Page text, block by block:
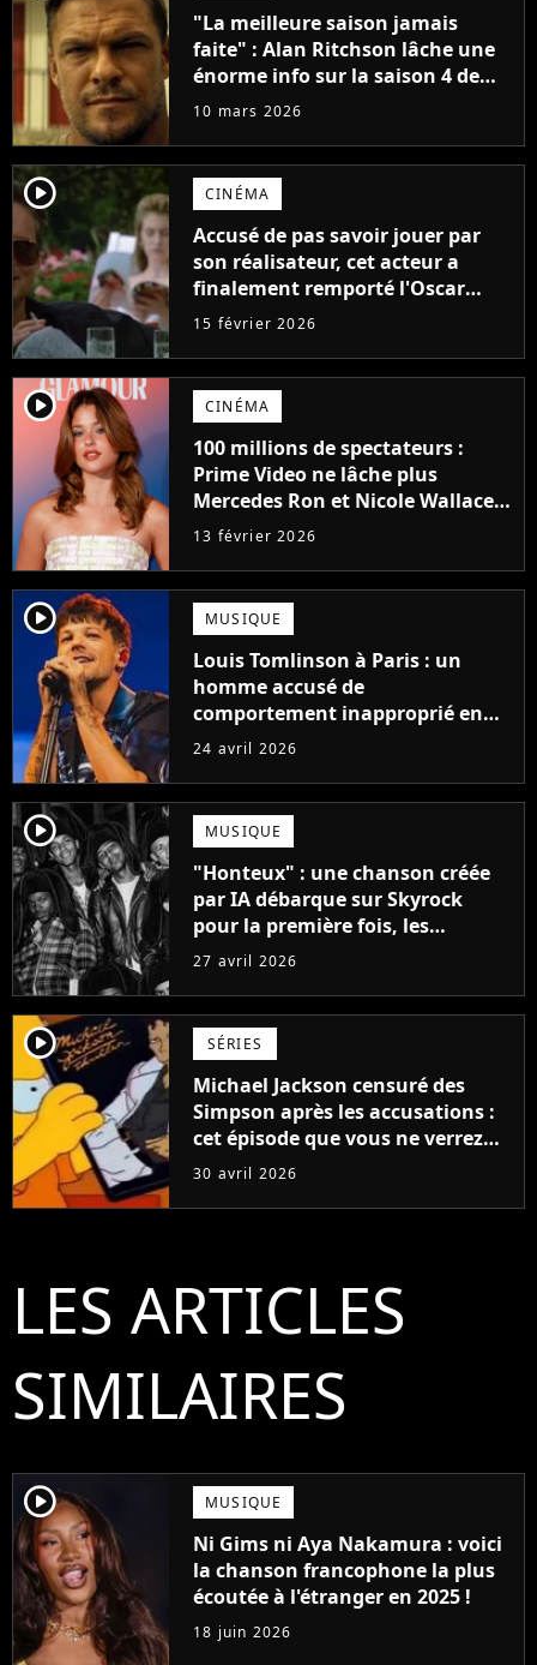
"La meilleure saison jamais
faite" : Alan Ritchson lâche une
énorme info sur la saison 4 de
Reacher
10 mars 2026
player2 CINÉMA
Accusé de pas savoir jouer par
son réalisateur, cet acteur a
finalement remporté l'Oscar
pour son rôle
15 février 2026
player2 CINÉMA
100 millions de spectateurs :
Prime Video ne lâche plus
Mercedes Ron et Nicole Wallace
pour bâtir ses prochaines
13 février 2026
player2 MUSIQUE
Louis Tomlinson à Paris : un
homme accusé de
comportement inapproprié en
plein concert, l'Accor Arena
24 avril 2026
player2 MUSIQUE
"Honteux" : une chanson créée
par IA débarque sur Skyrock
pour la première fois, les
internautes fulminent
27 avril 2026
player2 SÉRIES
Michael Jackson censuré des
Simpson après les accusations :
cet épisode que vous ne verrez
jamais en streaming, "J'espère
30 avril 2026
LES ARTICLES
SIMILAIRES
player2 MUSIQUE
Ni Gims ni Aya Nakamura : voici
la chanson francophone la plus
écoutée à l'étranger en 2025 !
18 juin 2026